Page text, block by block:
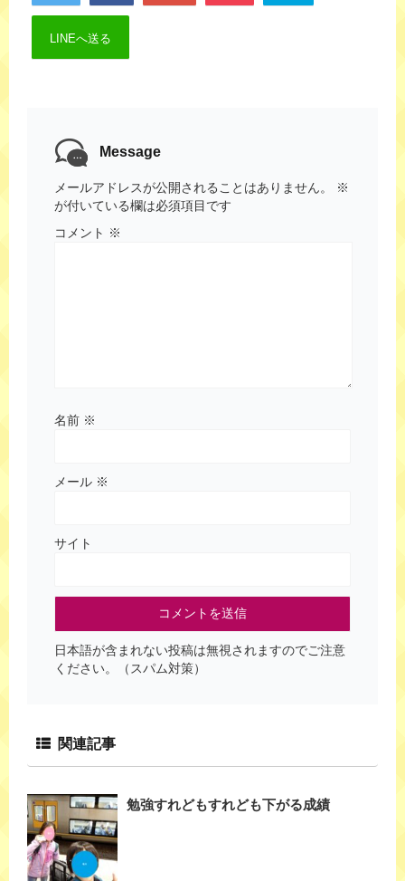
LINEへ送る
Message
メールアドレスが公開されることはありません。
※
が付いている欄は必須項目です
コメント ※
名前 ※
メール ※
サイト
日本語が含まれない投稿は無視されますのでご注意
ください。（スパム対策）
関連記事
勉強すれどもすれども下がる成績